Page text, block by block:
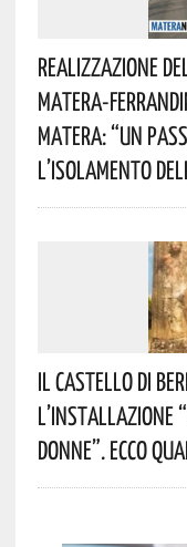
Realizzazione
Matera-
Matera: “Un
L’isolamento
Il Castello Di
L’installazione
Donne”. Ecco